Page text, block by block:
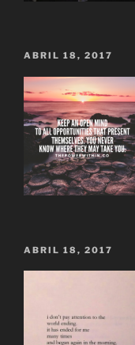
ABRIL 18, 2017
ABRIL 18, 2017